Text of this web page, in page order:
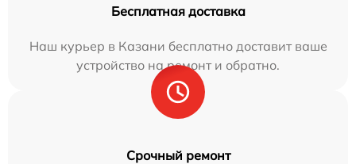
Бесплатная доставка
Наш курьер в Казани бесплатно доставит ваше
устройство на ремонт и обратно.
Срочный ремонт